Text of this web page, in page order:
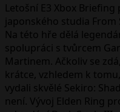
Letošní E3 Xbox
japonského studia
Na této hře dělá
spolupráci s tvůrcem
Martinem. Ačkoliv se
krátce, vzhledem k
vydali skvělé Sekiro:
není. Vývoj Elden Ring